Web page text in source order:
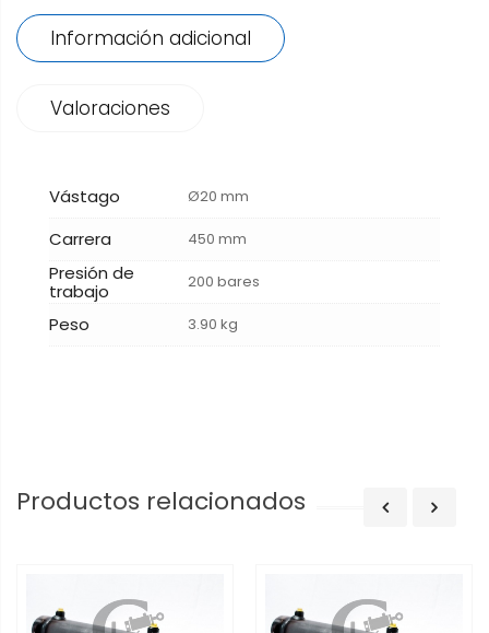
Información adicional
Valoraciones
Vástago Ø20 mm
Carrera 450 mm
Presión de
trabajo
200 bares
Peso 3.90 kg
Productos relacionados